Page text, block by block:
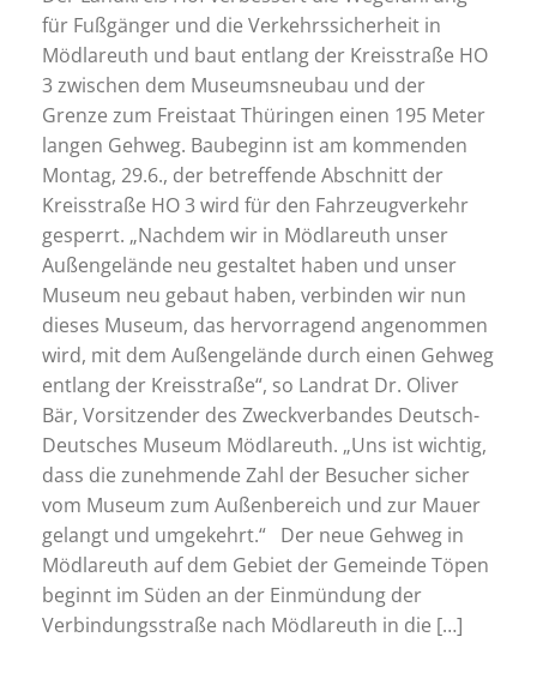
für Fußgänger und die Verkehrssicherheit in
Mödlareuth und baut entlang der Kreisstraße HO
3 zwischen dem Museumsneubau und der
Grenze zum Freistaat Thüringen einen 195 Meter
langen Gehweg. Baubeginn ist am kommenden
Montag, 29.6., der betreffende Abschnitt der
Kreisstraße HO 3 wird für den Fahrzeugverkehr
gesperrt. „Nachdem wir in Mödlareuth unser
Außengelände neu gestaltet haben und unser
Museum neu gebaut haben, verbinden wir nun
dieses Museum, das hervorragend angenommen
wird, mit dem Außengelände durch einen Gehweg
entlang der Kreisstraße“, so Landrat Dr. Oliver
Bär, Vorsitzender des Zweckverbandes Deutsch-
Deutsches Museum Mödlareuth. „Uns ist wichtig,
dass die zunehmende Zahl der Besucher sicher
vom Museum zum Außenbereich und zur Mauer
gelangt und umgekehrt.“ Der neue Gehweg in
Mödlareuth auf dem Gebiet der Gemeinde Töpen
beginnt im Süden an der Einmündung der
Verbindungsstraße nach Mödlareuth in die […]